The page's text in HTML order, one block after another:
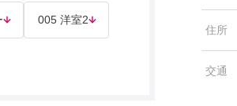
005 洋室2
住所
交通